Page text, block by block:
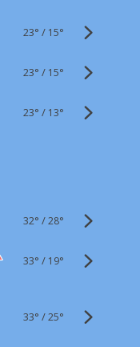
23° / 15°
23° / 15°
23° / 13°
32° /28°
33° / 19°
33° /25°